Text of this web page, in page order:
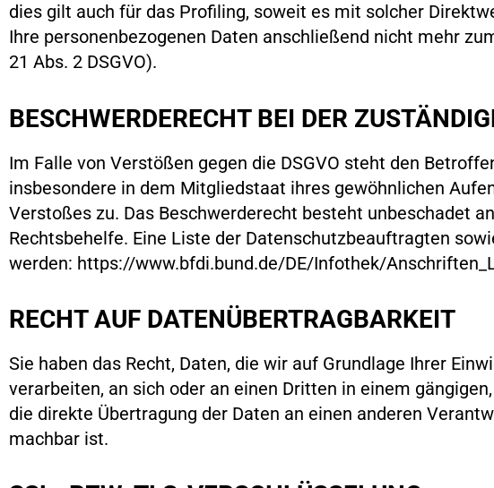
dies gilt auch für das Profiling, soweit es mit solcher
Ihre personenbezogenen Daten anschließend nicht mehr
21 Abs. 2 DSGVO).
BESCHWERDERECHT BEI DER
Im Falle von Verstößen gegen die DSGVO steht den
insbesondere in dem Mitgliedstaat ihres gewöhnlichen
Verstoßes zu. Das Beschwerderecht besteht unbeschadet
Rechtsbehelfe. Eine Liste der Datenschutzbeauftragten
werden: https://www.bfdi.bund.de/DE/Infothek/
RECHT AUF DATENÜBERTRAGBARKEIT
Sie haben das Recht, Daten, die wir auf Grundlage Ihrer
verarbeiten, an sich oder an einen Dritten in einem
die direkte Übertragung der Daten an einen anderen
machbar ist.